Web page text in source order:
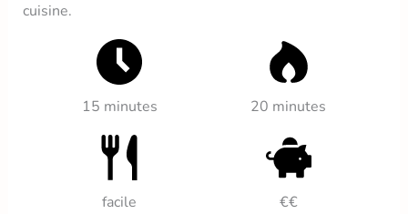
cuisine.
15 minutes 20 minutes
facile €€